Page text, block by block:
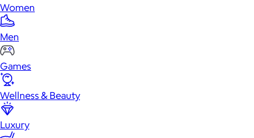
Women
Men
Games
Wellness & Beauty
Luxury